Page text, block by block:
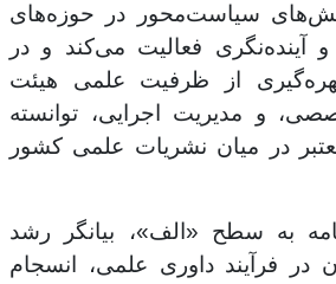
سیاست‌محور در حوزه‌های
و آینده‌نگری فعالیت می‌کند و در
از ظرفیت علمی هیئت
و مدیریت اجرایی، توانسته
در میان نشریات علمی کشور
به سطح «الف»، بیانگر رشد
در فرآیند داوری علمی، انسجام